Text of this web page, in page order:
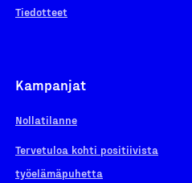
Tiedotteet
Kampanjat
Nollatilanne
Tervetuloa kohti positiivista
työelämäpuhetta